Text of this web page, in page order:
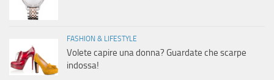
FASHION & LIFESTYLE
Volete capire una donna? Guardate che scarpe
indossa!